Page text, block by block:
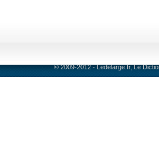
© 2009-2012 - Ledelarge.fr, Le